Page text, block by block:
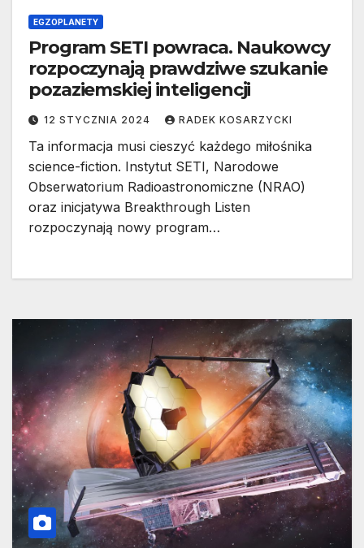
EGZOPLANETY
Program SETI powraca. Naukowcy
rozpoczynają prawdziwe szukanie
pozaziemskiej inteligencji
12 STYCZNIA 2024 RADEK KOSARZYCKI
Ta informacja musi cieszyć każdego miłośnika
science-fiction. Instytut SETI, Narodowe
Obserwatorium Radioastronomiczne (NRAO)
oraz inicjatywa Breakthrough Listen
rozpoczynają nowy program…